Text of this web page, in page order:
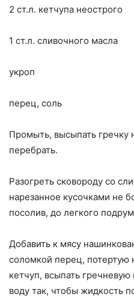
2 ст.л. кетчупа неострого
1 ст.л. сливочного масла
укроп
перец, соль
Промыть, высыпать гречку
перебрать.
Разогреть сковороду со
нарезанное кусочками не
посолив, до легкого
Добавить к мясу
соломкой перец, потертую
кетчуп, всыпать гречневую
воду так, чтобы жидкость